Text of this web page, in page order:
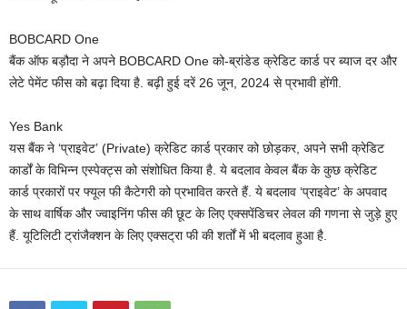
BOBCARD One
बैंक ऑफ बड़ौदा ने अपने BOBCARD One को-ब्रांडेड क्रेडिट कार्ड पर ब्याज दर और
लेटे पेमेंट फीस को बढ़ा दिया है. बढ़ी हुई दरें 26 जून, 2024 से प्रभावी होंगी.
Yes Bank
यस बैंक ने ‘प्राइवेट’ (Private) क्रेडिट कार्ड प्रकार को छोड़कर, अपने सभी क्रेडिट
कार्डों के विभिन्न एस्पेक्ट्स को संशोधित किया है. ये बदलाव केवल बैंक के कुछ क्रेडिट
कार्ड प्रकारों पर फ्यूल फी कैटेगरी को प्रभावित करते हैं. ये बदलाव ‘प्राइवेट’ के अपवाद
के साथ वार्षिक और ज्वाइनिंग फीस की छूट के लिए एक्सपेंडिचर लेवल की गणना से जुड़े हुए
हैं. यूटिलिटी ट्रांजैक्शन के लिए एक्सट्रा फी की शर्तों में भी बदलाव हुआ है.